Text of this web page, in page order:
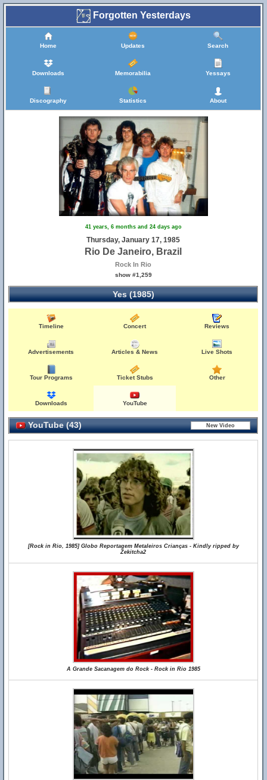
Forgotten Yesterdays
Home Updates Search
Downloads Memorabilia Yessays
Discography Statistics About
41 years, 6 months and 24 days ago
Thursday, January 17, 1985
Rio De Janeiro, Brazil
Rock In Rio
show #1,259
Yes (1985)
Timeline Concert Reviews
Advertisements Articles & News Live Shots
Tour Programs Ticket Stubs Other
Downloads YouTube
YouTube (43)
[Rock in Rio, 1985] Globo Reportagem Metaleiros Crianças - Kindly ripped by
Zekitcha2
A Grande Sacanagem do Rock - Rock in Rio 1985